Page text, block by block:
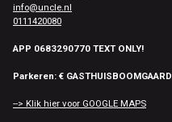
info@uncle.nl
0111420080
APP 0683290770 TEXT ONLY!
Parkeren: € GASTHUISBOOMGAARD
--> Klik hier voor GOOGLE MAPS